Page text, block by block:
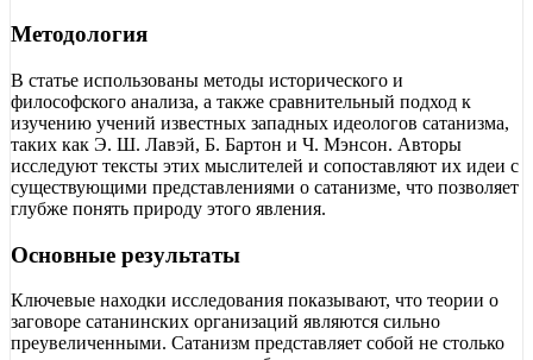
Методология
В статье использованы методы исторического и
философского анализа, а также сравнительный подход к
изучению учений известных западных идеологов сатанизма,
таких как Э. Ш. Лавэй, Б. Бартон и Ч. Мэнсон. Авторы
исследуют тексты этих мыслителей и сопоставляют их идеи с
существующими представлениями о сатанизме, что позволяет
глубже понять природу этого явления.
Основные результаты
Ключевые находки исследования показывают, что теории о
заговоре сатанинских организаций являются сильно
преувеличенными. Сатанизм представляет собой не столько